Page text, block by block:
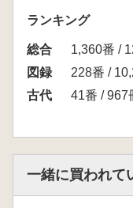
1 序章
2 隋唐帝国の道
3 律令格式へ
4 七道と駅制
5 遠朝廷から
―」
ランキング
総合
1,360番 /
図録
228番 /
古代
41番 / 967
一緒に買われて